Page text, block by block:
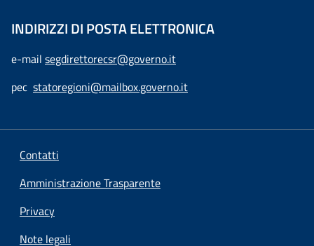
INDIRIZZI DI POSTA ELETTRONICA
e-mail segdirettorecsr@governo.it
pec statoregioni@mailbox.governo.it
Contatti
Amministrazione Trasparente
Privacy
Note legali